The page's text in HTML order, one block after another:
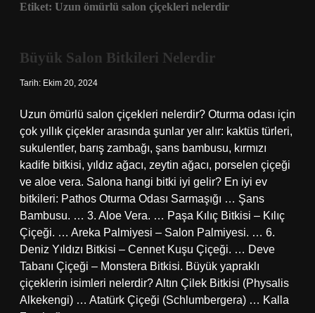
Etiket: Uzun ömürlü salon çiçekleri nelerdir
Büyük Salon Bitkileri Nelerdir
Tarih: Ekim 20, 2024
Uzun ömürlü salon çiçekleri nelerdir? Oturma odası için
çok yıllık çiçekler arasında şunlar yer alır: kaktüs türleri,
sukulentler, barış zambağı, şans bambusu, kırmızı
kadife bitkisi, yıldız ağacı, zeytin ağacı, porselen çiçeği
ve aloe vera. Salona hangi bitki iyi gelir? En iyi ev
bitkileri: Pathos Oturma Odası Sarmaşığı … Şans
Bambusu. … 3. Aloe Vera. … Paşa Kılıç Bitkisi – Kılıç
Çiçeği. … Areka Palmiyesi – Salon Palmiyesi. … 6.
Deniz Yıldızı Bitkisi – Cennet Kuşu Çiçeği. … Deve
Tabanı Çiçeği – Monstera Bitkisi. Büyük yapraklı
çiçeklerin isimleri nelerdir? Altın Çilek Bitkisi (Physalis
Alkekengi) … Atatürk Çiçeği (Schlumbergera) … Kalla